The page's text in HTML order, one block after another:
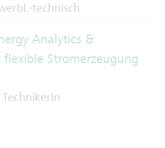
technisch
Analytics &
flexible Stromerzeugung